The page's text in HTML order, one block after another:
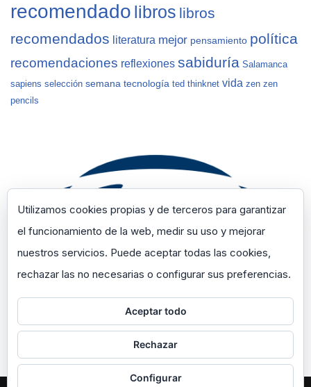
recomendado libros libros
recomendados literatura mejor pensamiento política
recomendaciones reflexiones sabiduría Salamanca
sapiens selección semana tecnología ted thinknet vida zen zen
pencils
Utilizamos cookies propias y de terceros para garantizar
el funcionamiento de la web, medir su uso y mejorar
nuestros servicios. Puede aceptar todas las cookies,
rechazar las no necesarias o configurar sus preferencias.
Aceptar todo
Rechazar
Configurar